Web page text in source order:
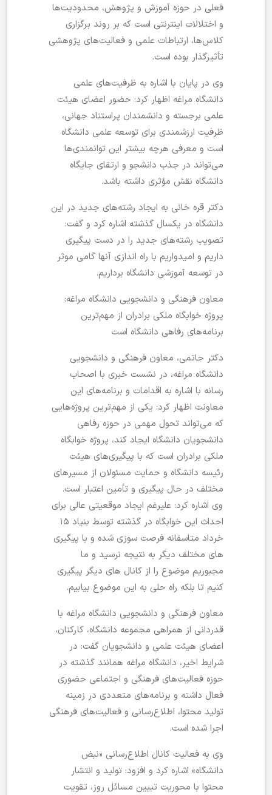
فعلی در حوزه آموزش و پژوهش، محدودیت‌ها
و اختلالات اینترنتی است که بر روند برگزاری
کلاس‌ها، ارتباطات علمی و فعالیت‌های پژوهشی
تأثیرگذار بوده است.
وی در پایان با اشاره به ظرفیت‌های علمی
دانشگاه مراغه اظهار کرد: حضور اعضای هیئت
علمی برجسته و دانشمندان پراستناد جهانی،
ظرفیت ارزشمندی برای توسعه علمی دانشگاه
است و معرفی هرچه بیشتر این توانمندی‌ها
می‌تواند در جذب دانشجو و ارتقای جایگاه
دانشگاه نقش مؤثری داشته باشد.
دکتر قره خانی به ایجاد رشته‌های جدید در این
دانشگاه در یکسال گذشته اشاره کرد و گفت:
تصویب رشته‌های جدید را در دست پیگیری
داریم و امیدواریم با راه اندازی آنها گامی موثر
در توسعه آموزشی دانشگاه برداریم.
معاون فرهنگی و دانشجویی دانشگاه مراغه:
پروژه خوابگاه ملکی برادران از مهم‌ترین
برنامه‌های رفاهی دانشگاه است
دکتر حاتمی، معاون فرهنگی و دانشجویی
دانشگاه مراغه، در نشست خبری با اصحاب
رسانه با اشاره به اقدامات و برنامه‌های این
معاونت اظهار کرد: یکی از مهم‌ترین پروژه‌هایی
که می‌تواند تحول مهمی در حوزه رفاهی
دانشجویان دانشگاه ایجاد کند، پروژه خوابگاه
ملکی برادران است که با پیگیری‌های هیئت
رئیسه دانشگاه و حمایت مسئولان از مسیرهای
مختلف در حال پیگیری و تأمین اعتبار است.
وی اشاره کرد: علیرغم ایجاد موقعیتی عالی برای
احداث این خوابگاه در گذشته توسط بنیاد ۱۵
خرداد متاسفانه فرصت سوزی شده و با پیگیری
های مختلف دیگر به نتیجه نرسید و ما
مجبوریم موضوع را از کانال های دیگر پیگیری
کنیم تا بلکه راه حلی به این موضوع بیابیم.
معاون فرهنگی و دانشجویی دانشگاه مراغه با
قدردانی از همراهی مجموعه دانشگاه، کارکنان،
اعضای هیئت علمی و دانشجویان گفت: در
شرایط اخیر، دانشگاه مراغه همانند گذشته در
حوزه فعالیت‌های فرهنگی و اجتماعی حضوری
فعال داشته و برنامه‌های متعددی در زمینه
تولید محتوا، اطلاع‌رسانی و فعالیت‌های فرهنگی
اجرا شده است.
وی به فعالیت کانال اطلاع‌رسانی «نبض
دانشگاه» اشاره کرد و افزود: تولید و انتشار
محتوا با محوریت تبیین مسائل روز، تقویت